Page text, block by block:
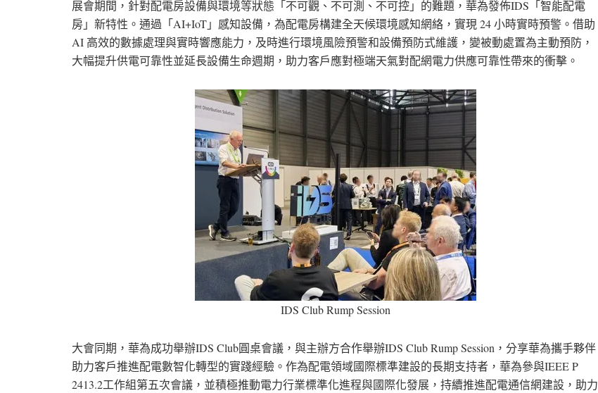
展會期間，針對配電房設備與環境等狀態「不可觀、不可測、不可控」的難題，華為發佈IDS「智能配電
房」新特性。通過「AI+IoT」感知設備，為配電房構建全天候環境感知網絡，實現 24 小時實時預警。借助
AI 高效的數據處理與實時響應能力，及時進行環境風險預警和設備預防式維護，變被動處置為主動預防，
大幅提升供電可靠性並延長設備生命週期，助力客戶應對極端天氣對配網電力供應可靠性帶來的衝擊。
IDS Club Rump Session
大會同期，華為成功舉辦IDS Club圓桌會議，與主辦方合作舉辦IDS Club Rump Session，分享華為攜手夥伴
助力客戶推進配電數智化轉型的實踐經驗。作為配電領域國際標準建設的長期支持者，華為參與IEEE P
2413.2工作組第五次會議，並積極推動電力行業標準化進程與國際化發展，持續推進配電通信網建設，助力